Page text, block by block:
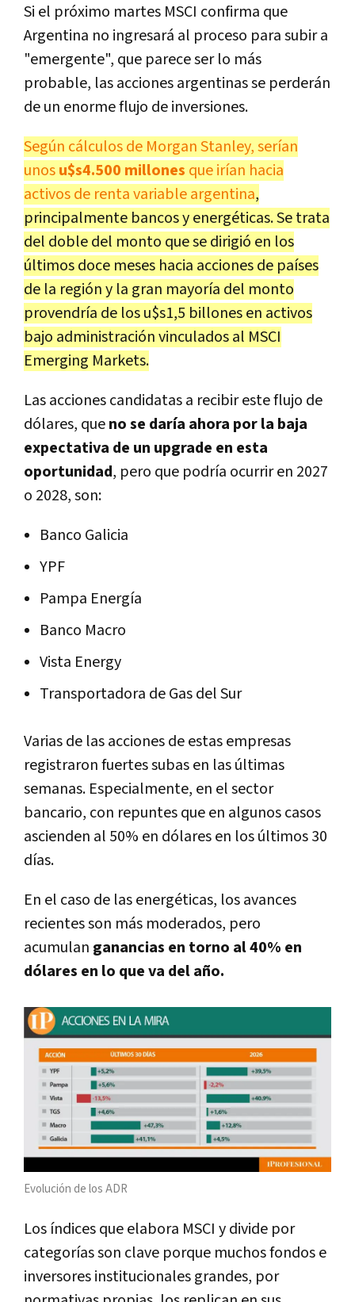
Si el próximo martes MSCI confirma que
Argentina no ingresará al proceso para subir a
"emergente", que parece ser lo más
probable, las acciones argentinas se perderán
de un enorme flujo de inversiones.
Según cálculos de Morgan Stanley, serían
unosu$s4.500 millones que irían hacia
activos de renta variable argentina,
principalmente bancos y energéticas. Se trata
del doble del monto que se dirigió en los
últimos doce meses hacia acciones de países
de la región y la gran mayoría del monto
provendría de los u$s1,5 billones en activos
bajo administración vinculados al MSCI
Emerging Markets.
Las acciones candidatas a recibir este flujo de
dólares, queno se daría ahora por la baja
expectativa de un upgrade en esta
oportunidad, pero que podría ocurrir en 2027
o 2028, son:
Banco Galicia
YPF
Pampa Energía
Banco Macro
Vista Energy
Transportadora de Gas del Sur
Varias de las acciones de estas empresas
registraron fuertes subas en las últimas
semanas. Especialmente, en el sector
bancario, con repuntes que en algunos casos
ascienden al 50% en dólares en los últimos 30
días.
En el caso de las energéticas, los avances
recientes son más moderados, pero
acumulan ganancias en torno al 40% en
dólares en lo que va del año.
Evolución de los ADR
Los índices que elabora MSCI y divide por
categorías son clave porque muchos fondos e
inversores institucionales grandes, por